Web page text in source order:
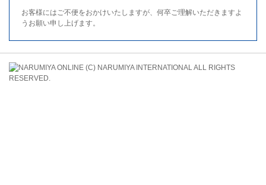
お客様にはご不便をおかけいたしますが、何卒ご理解いただきますよ
うお願い申し上げます。